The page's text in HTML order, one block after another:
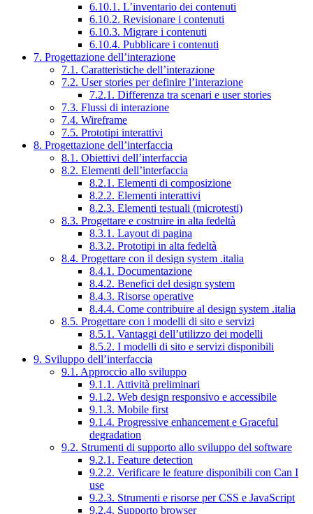
6.10.1. L’inventario dei contenuti
6.10.2. Revisionare i contenuti
6.10.3. Migrare i contenuti
6.10.4. Pubblicare i contenuti
7. Progettazione dell’interazione
7.1. Caratteristiche dell’interazione
7.2. User stories per definire l’interazione
7.2.1. Differenza tra scenari e user stories
7.3. Flussi di interazione
7.4. Wireframe
7.5. Prototipi interattivi
8. Progettazione dell’interfaccia
8.1. Obiettivi dell’interfaccia
8.2. Elementi dell’interfaccia
8.2.1. Elementi di composizione
8.2.2. Elementi interattivi
8.2.3. Elementi testuali (microtesti)
8.3. Progettare e costruire in alta fedeltà
8.3.1. Layout di pagina
8.3.2. Prototipi in alta fedeltà
8.4. Progettare con il design system .italia
8.4.1. Documentazione
8.4.2. Benefici del design system
8.4.3. Risorse operative
8.4.4. Come contribuire al design system .italia
8.5. Progettare con i modelli di sito e servizi
8.5.1. Vantaggi dell’utilizzo dei modelli
8.5.2. I modelli di sito e servizi disponibili
9. Sviluppo dell’interfaccia
9.1. Approccio allo sviluppo
9.1.1. Attività preliminari
9.1.2. Web design responsivo e accessibile
9.1.3. Mobile first
9.1.4. Progressive enhancement e Graceful
degradation
9.2. Strumenti di supporto allo sviluppo del software
9.2.1. Feature detection
9.2.2. Verificare le feature disponibili con Can I
use
9.2.3. Strumenti e risorse per CSS e JavaScript
9.2.4. Supporto browser